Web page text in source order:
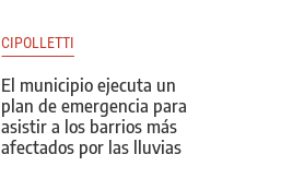
CIPOLLETTI
El municipio ejecuta un
plan de emergencia para
asistir a los barrios más
afectados por las lluvias